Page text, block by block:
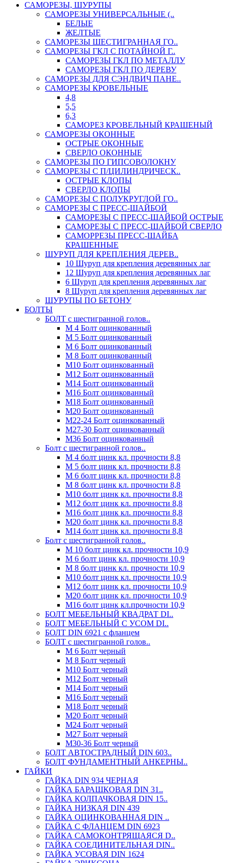
САМОРЕЗЫ, ШУРУПЫ
САМОРЕЗЫ УНИВЕРСАЛЬНЫЕ (..
БЕЛЫЕ
ЖЕЛТЫЕ
САМОРЕЗЫ ШЕСТИГРАННАЯ ГО..
САМОРЕЗЫ ГКЛ С ПОТАЙНОЙ Г..
САМОРЕЗЫ ГКЛ ПО МЕТАЛЛУ
САМОРЕЗЫ ГКЛ ПО ДЕРЕВУ
САМОРЕЗЫ ДЛЯ СЭНДВИЧ ПАНЕ..
САМОРЕЗЫ КРОВЕЛЬНЫЕ
4,8
5,5
6,3
САМОРЕЗ КРОВЕЛЬНЫЙ КРАШЕНЫЙ
САМОРЕЗЫ ОКОННЫЕ
ОСТРЫЕ ОКОННЫЕ
СВЕРЛО ОКОННЫЕ
САМОРЕЗЫ ПО ГИПСОВОЛОКНУ
САМОРЕЗЫ С П/ЦИЛИНДРИЧЕСК..
ОСТРЫЕ КЛОПЫ
СВЕРЛО КЛОПЫ
САМОРЕЗЫ С ПОЛУКРУГЛОЙ ГО..
САМОРЕЗЫ С ПРЕСС-ШАЙБОЙ
САМОРЕЗЫ С ПРЕСС-ШАЙБОЙ ОСТРЫЕ
САМОРЕЗЫ С ПРЕСС-ШАЙБОЙ СВЕРЛО
САМОРРЕЗЫ ПРЕСС-ШАЙБА
КРАШЕННЫЕ
ШУРУП ДЛЯ КРЕПЛЕНИЯ ДЕРЕВ..
10 Шуруп для крепления деревянных лаг
12 Шуруп для крепления деревянных лаг
6 Шуруп для крепления деревянных лаг
8 Шуруп для крепления деревянных лаг
ШУРУПЫ ПО БЕТОНУ
БОЛТЫ
БОЛТ с шестигранной голов..
М 4 Болт оцинкованный
М 5 Болт оцинкованный
М 6 Болт оцинкованный
М 8 Болт оцинкованный
М10 Болт оцинкованный
М12 Болт оцинкованный
М14 Болт оцинкованный
М16 Болт оцинкованный
М18 Болт оцинкованный
М20 Болт оцинкованный
М22-24 Болт оцинкованный
М27-30 Болт оцинкованный
М36 Болт оцинкованный
Болт с шестигранной голов..
М 4 болт цинк кл. прочности 8,8
М 5 болт цинк кл. прочности 8,8
М 6 болт цинк кл. прочности 8,8
М 8 болт цинк кл. прочности 8,8
М10 болт цинк кл. прочности 8,8
М12 болт цинк кл. прочности 8,8
М16 болт цинк кл. прочности 8,8
М20 болт цинк кл. прочности 8,8
М14 болт цинк кл. прочности 8,8
Болт с шестигранной голов..
М 10 болт цинк кл. прочности 10,9
М 6 болт цинк кл. прочности 10,9
М 8 болт цинк кл. прочности 10,9
М10 болт цинк кл. прочности 10,9
М12 болт цинк кл. прочности 10,9
М20 болт цинк кл. прочности 10,9
М16 болт цинк кл.прочности 10,9
БОЛТ МЕБЕЛЬНЫЙ КВАДРАТ DI..
БОЛТ МЕБЕЛЬНЫЙ С УСОМ DI..
БОЛТ DIN 6921 c фланцем
БОЛТ с шестигранной голов..
М 6 Болт черный
М 8 Болт черный
М10 Болт черный
М12 Болт черный
М14 Болт черный
М16 Болт черный
М18 Болт черный
М20 Болт черный
М24 Болт черный
М27 Болт черный
М30-36 Болт черный
БОЛТ АВТОСТРАДНЫЙ DIN 603..
БОЛТ ФУНДАМЕНТНЫЙ АНКЕРНЫ..
ГАЙКИ
ГАЙКА DIN 934 ЧЕРНАЯ
ГАЙКА БАРАШКОВАЯ DIN 31..
ГАЙКА КОЛПАЧКОВАЯ DIN 15..
ГАЙКА НИЗКАЯ DIN 439
ГАЙКА ОЦИНКОВАННАЯ DIN ..
ГАЙКА С ФЛАНЦЕМ DIN 6923
ГАЙКА САМОКОНТРЯЩАЯСЯ D..
ГАЙКА СОЕДИНИТЕЛЬНАЯ DIN..
ГАЙКА УСОВАЯ DIN 1624